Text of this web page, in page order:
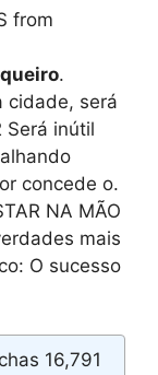
from
.
cidade, será
Será inútil
concede o.
NA MÃO
mais
O sucesso
16,791